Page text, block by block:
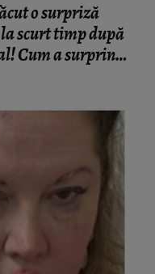
o surpriză
scurt timp după
Cum a surprins-